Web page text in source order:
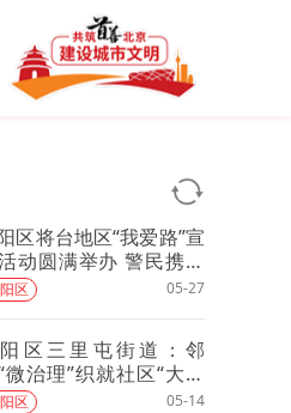
区将台地区“我爱路”宣
动圆满举办 警民携手
平安铁路生命线
区 05-27
区三里屯街道：邻
微治理”织就社区“大温
区 05-14